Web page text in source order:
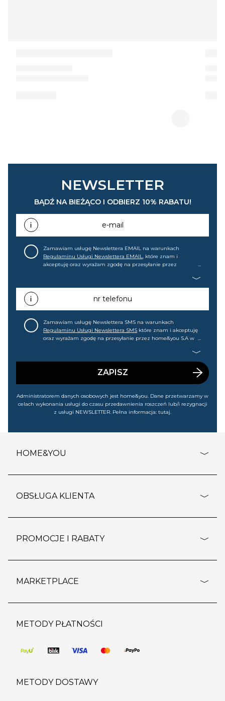
NEWSLETTER
BĄDŹ NA BIEŻĄCO I ODBIERZ 10% RABATU!
e-mail
Zamawiam usługę Newslettera EMAIL na warunkach
Regulaminu Usługi Newslettera EMAIL, które znam i
akceptuję oraz wyrażam zgodę na przesyłanie przez
promocjach, wyprzedażach). Wiem, że mogę tę zgodę w
każdej chwili cofnąć.nr telefonu
Zamawiam usługę Newslettera SMS na warunkach
Regulaminu Usługi Newslettera SMS które znam i akceptuję
oraz wyrażam zgodę na przesyłanie przez home&you S.A w
wyprzedażach). Wiem, że mogę tę zgodę w każdej chwili
ZAPISZ
Administratorem danych osobowych jest home&you. Dane przetwarzamy w
celach wykonania usługi do czasu przedawnienia roszczeń lub/i rezygnacji
z usługi NEWSLETTER. Pełna informacja: tutaj.
HOME&YOU
o firmie
polityka prywatności
kontakt
OBSŁUGA KLIENTA
dostawy i płatność
wypis z subskrypcji
regulamin sklepu
pozostałe regulaminy
PROMOCJE I RABATY
outlet
regulaminy promocji
MARKETPLACE
strefa marek
pomoc dla sprzedawców
METODY PŁATNOŚCI
METODY DOSTAWY